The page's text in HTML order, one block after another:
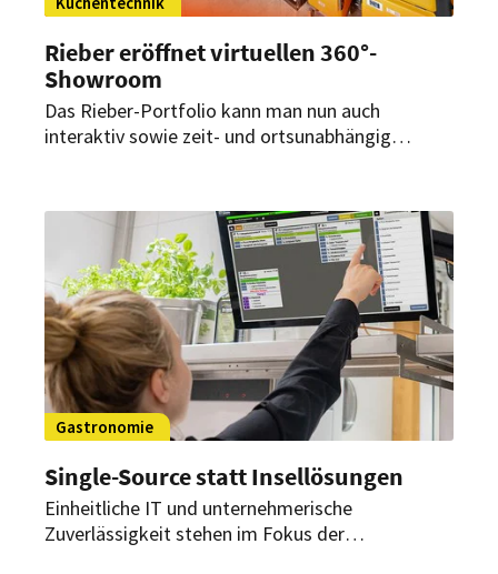
Rieber eröffnet virtuellen 360°-
Showroom
Das Rieber-Portfolio kann man nun auch
interaktiv sowie zeit- und ortsunabhängig
Reutlingen als virtuellen 360°-Rundgang
digitalisiert.
Gastronomie
Single-Source statt Insellösungen
Einheitliche IT und unternehmerische
Zuverlässigkeit stehen im Fokus der